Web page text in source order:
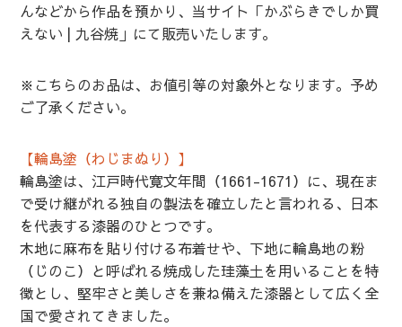
んなどから作品を預かり、当サイト「かぶらきでしか買
えない | 九谷焼」にて販売いたします。
※こちらのお品は、お値引等の対象外となります。予め
ご了承ください。
【輪島塗（わじまぬり）】
輪島塗は、江戸時代寛文年間（1661-1671）に、現在ま
で受け継がれる独自の製法を確立したと言われる、日本
を代表する漆器のひとつです。
木地に麻布を貼り付ける布着せや、下地に輪島地の粉
（じのこ）と呼ばれる焼成した珪藻土を用いることを特
徴とし、堅牢さと美しさを兼ね備えた漆器として広く全
国で愛されてきました。